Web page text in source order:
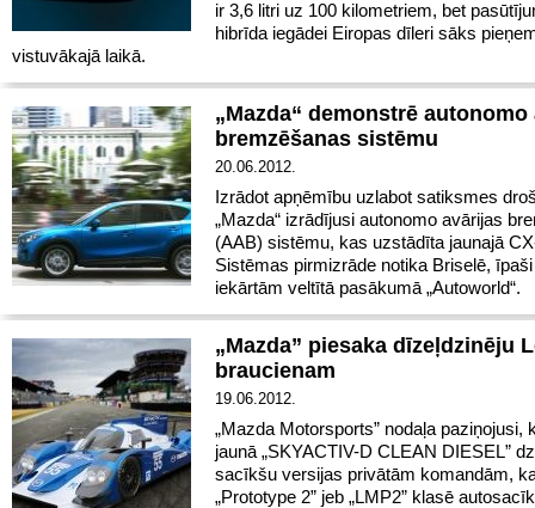
ir 3,6 litri uz 100 kilometriem, bet
hibrīda iegādei Eiropas dīleri sāks
vistuvākajā laikā.
„Mazda“ demonstrē
bremzēšanas sistēmu
20.06.2012.
Izrādot apņēmību uzlabot satiksmes
„Mazda“ izrādījusi autonomo avārijas
(AAB) sistēmu, kas uzstādīta jaunajā
Sistēmas pirmizrāde notika Briselē,
iekārtām veltītā pasākumā „Autoworld“.
„Mazda” piesaka dīzeļdzinēju
braucienam
19.06.2012.
„Mazda Motorsports” nodaļa paziņojusi,
jaunā „SKYACTIV-D CLEAN DIESEL”
sacīkšu versijas privātām komandām,
„Prototype 2” jeb „LMP2” klasē